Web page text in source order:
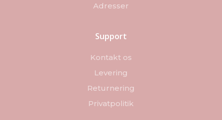
Adresser
Support
Kontakt os
Levering
Returnering
Privatpolitik